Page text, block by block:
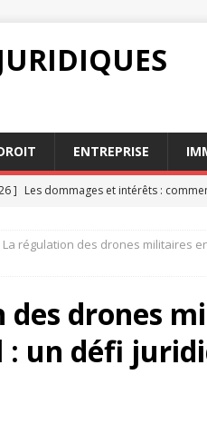
ENTREPRISE
] Les dommages et intérêts :
] Jurisprudence et responsabilité
La régulation des drones militaires
des drones
un défi